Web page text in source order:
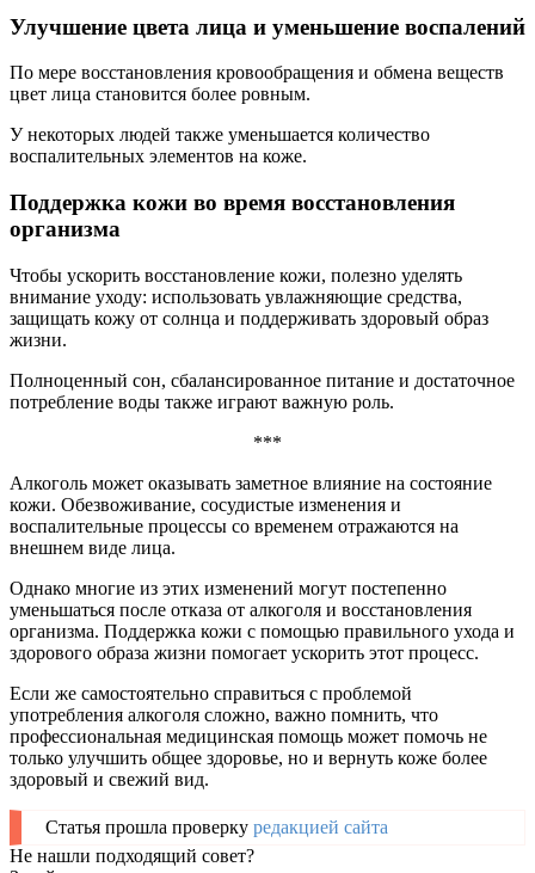
Улучшение цвета лица и уменьшение воспалений
По мере восстановления кровообращения и обмена веществ
цвет лица становится более ровным.
У некоторых людей также уменьшается количество
воспалительных элементов на коже.
Поддержка кожи во время восстановления
организма
Чтобы ускорить восстановление кожи, полезно уделять
внимание уходу: использовать увлажняющие средства,
защищать кожу от солнца и поддерживать здоровый образ
жизни.
Полноценный сон, сбалансированное питание и достаточное
потребление воды также играют важную роль.
***
Алкоголь может оказывать заметное влияние на состояние
кожи. Обезвоживание, сосудистые изменения и
воспалительные процессы со временем отражаются на
внешнем виде лица.
Однако многие из этих изменений могут постепенно
уменьшаться после отказа от алкоголя и восстановления
организма. Поддержка кожи с помощью правильного ухода и
здорового образа жизни помогает ускорить этот процесс.
Если же самостоятельно справиться с проблемой
употребления алкоголя сложно, важно помнить, что
профессиональная медицинская помощь может помочь не
только улучшить общее здоровье, но и вернуть коже более
здоровый и свежий вид.
Статья прошла проверку редакцией сайта
Не нашли подходящий совет?